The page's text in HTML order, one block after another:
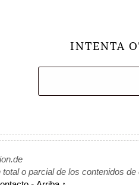
INTENTA
o parcial de los contenidos de